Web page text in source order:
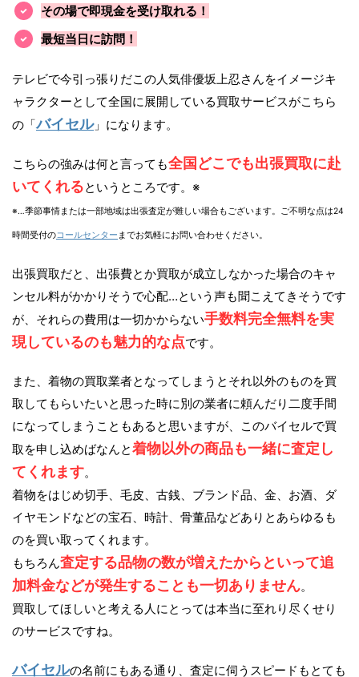
その場で即現金を受け取れる！
最短当日に訪問！
テレビで今引っ張りだこの人気俳優坂上忍さんをイメージキ
ャラクターとして全国に展開している買取サービスがこちら
の「バイセル」になります。
こちらの強みは何と言っても全国どこでも出張買取に赴
いてくれるというところです。※
※…季節事情または一部地域は出張査定が難しい場合もございます。ご不明な点は24
時間受付のコールセンター までお気軽にお問い合わせください。
出張買取だと、出張費とか買取が成立しなかった場合のキャ
ンセル料がかかりそうで心配…という声も聞こえてきそうです
が、それらの費用は一切かからない手数料完全無料を実
現しているのも魅力的な点です。
また、着物の買取業者となってしまうとそれ以外のものを買
取してもらいたいと思った時に別の業者に頼んだり二度手間
になってしまうこともあると思いますが、このバイセルで買
取を申し込めばなんと着物以外の商品も一緒に査定し
てくれます。
着物をはじめ切手、毛皮、古銭、ブランド品、金、お酒、ダ
イヤモンドなどの宝石、時計、骨董品などありとあらゆるも
のを買い取ってくれます。
もちろん査定する品物の数が増えたからといって追
加料金などが発生することも一切ありません。
買取してほしいと考える人にとっては本当に至れり尽くせり
のサービスですね。
バイセルの名前にもある通り、査定に伺うスピードもとても